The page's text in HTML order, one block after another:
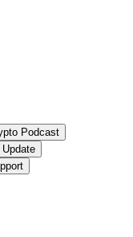
Podcast